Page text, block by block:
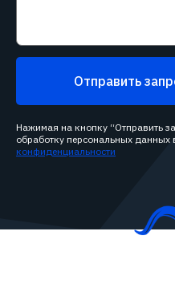
Отправить
Нажимая на кнопку “Отправить
обработку персональных данных
конфиденциальности